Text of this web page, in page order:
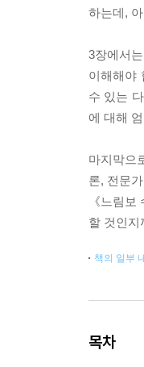
하는데,
3장에서
이해해야
수 있는
에 대해
마지막으
론, 전문
《느림
할 것인지
책의 일부
목차